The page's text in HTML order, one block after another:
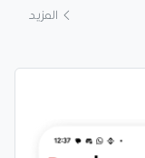
المزيد